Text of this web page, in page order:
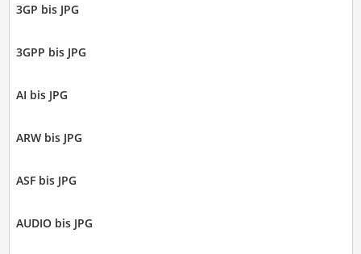
3GP bis JPG
3GPP bis JPG
AI bis JPG
ARW bis JPG
ASF bis JPG
AUDIO bis JPG